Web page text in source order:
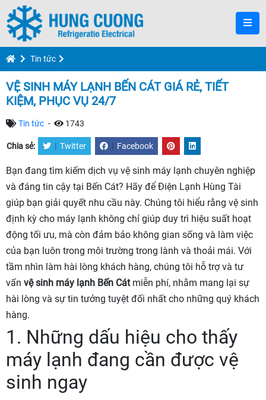
Tin tức
VỆ SINH MÁY LẠNH BẾN CÁT GIÁ RẺ, TIẾT
KIỆM, PHỤC VỤ 24/7
Tin tức - 1743
Chia sẻ: | Twitter | Facebook
Bạn đang tìm kiếm dịch vụ vệ sinh máy lạnh chuyên nghiệp
và đáng tin cậy tại Bến Cát? Hãy để Điện Lạnh Hùng Tài
giúp bạn giải quyết nhu cầu này. Chúng tôi hiểu rằng vệ sinh
định kỳ cho máy lạnh không chỉ giúp duy trì hiệu suất hoạt
động tối ưu, mà còn đảm bảo không gian sống và làm việc
của bạn luôn trong môi trường trong lành và thoải mái. Với
tầm nhìn làm hài lòng khách hàng, chúng tôi hỗ trợ và tư
vấn vệ sinh máy lạnh Bến Cátmiễn phí, nhằm mang lại sự
hài lòng và sự tin tưởng tuyệt đối nhất cho những quý khách
hàng.
1. Những dấu hiệu cho thấy
máy lạnh đang cần được vệ
sinh ngay